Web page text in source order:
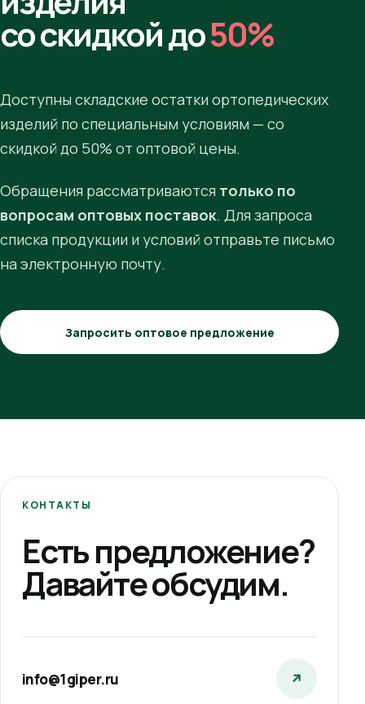
со скидкой до50%
Доступны складские остатки ортопедических
изделий по специальным условиям — со
скидкой до 50% от оптовой цены.
Обращения рассматриваются только по
вопросам оптовых поставок. Для запроса
списка продукции и условий отправьте письмо
на электронную почту.
Запросить оптовое предложение
КОНТАКТЫ
Есть предложение?
Давайте обсудим.
info@1giper.ru ↗